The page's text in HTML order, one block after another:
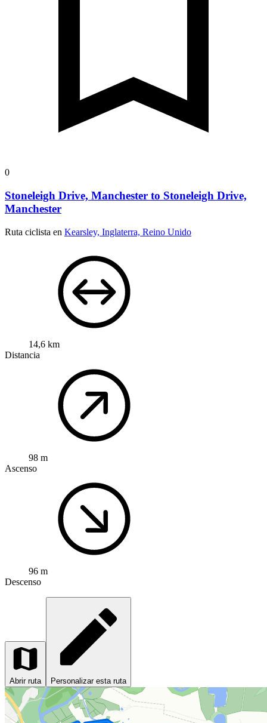
0
Stoneleigh Drive, Manchester to Stoneleigh Drive,
Manchester
Ruta ciclista en Kearsley, Inglaterra, Reino Unido
14,6 km
Distancia
98 m
Ascenso
96 m
Descenso
Abrir ruta Personalizar esta ruta